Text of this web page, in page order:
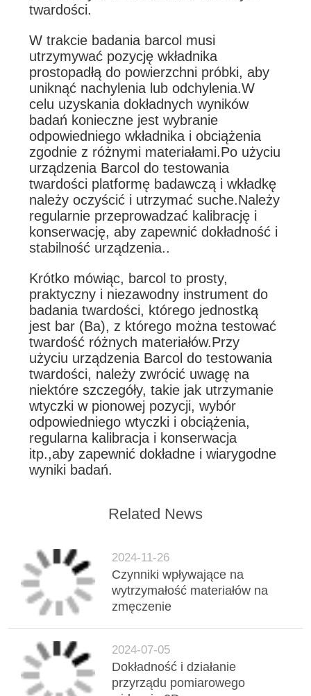
twardości.
W trakcie badania barcol musi
utrzymywać pozycję wkładnika
prostopadłą do powierzchni próbki, aby
uniknąć nachylenia lub odchylenia.W
celu uzyskania dokładnych wyników
badań konieczne jest wybranie
odpowiedniego wkładnika i obciążenia
zgodnie z różnymi materiałami.Po użyciu
urządzenia Barcol do testowania
twardości platformę badawczą i wkładkę
należy oczyścić i utrzymać suche.Należy
regularnie przeprowadzać kalibrację i
konserwację, aby zapewnić dokładność i
stabilność urządzenia..
Krótko mówiąc, barcol to prosty,
praktyczny i niezawodny instrument do
badania twardości, którego jednostką
jest bar (Ba), z którego można testować
twardość różnych materiałów.Przy
użyciu urządzenia Barcol do testowania
twardości, należy zwrócić uwagę na
niektóre szczegóły, takie jak utrzymanie
wtyczki w pionowej pozycji, wybór
odpowiedniego wtyczki i obciążenia,
regularna kalibracja i konserwacja
itp.,aby zapewnić dokładne i wiarygodne
wyniki badań.
Related News
2024-11-26
Czynniki wpływające na
wytrzymałość materiałów na
zmęczenie
2024-07-05
Dokładność i działanie
przyrządu pomiarowego